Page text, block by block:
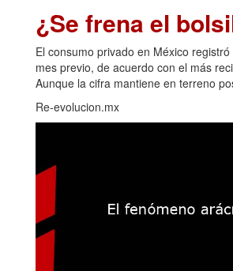
¿Se frena el
El consumo privado en México
mes previo, de acuerdo con el más
Aunque la cifra mantiene en terreno
Re-evolucion.mx